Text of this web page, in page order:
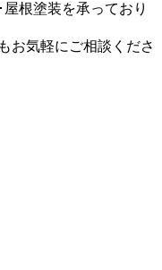
根塗装を承っており
お気軽にご相談くださ